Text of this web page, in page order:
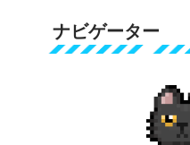
ナビゲーター